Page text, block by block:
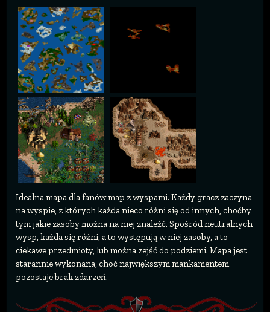
Idealna mapa dla fanów map z wyspami. Każdy gracz zaczyna
na wyspie, z których każda nieco różni się od innych, choćby
tym jakie zasoby można na niej znaleźć. Spośród neutralnych
wysp, każda się różni, a to występują w niej zasoby, a to
ciekawe przedmioty, lub można zejść do podziemi. Mapa jest
starannie wykonana, choć największym mankamentem
pozostaje brak zdarzeń.